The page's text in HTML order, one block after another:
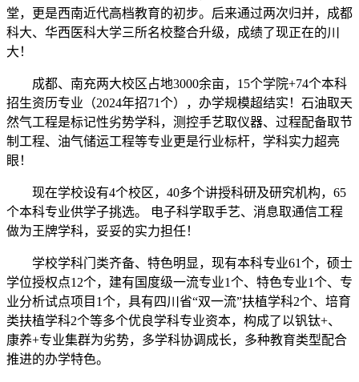
堂，更是西南近代高档教育的初步。后来通过两次归并，成都
科大、华西医科大学三所名校整合升级，成绩了现正在的川
大！
成都、南充两大校区占地3000余亩，15个学院+74个本科
招生资历专业（2024年招71个），办学规模超结实！石油取天
然气工程是标记性劣势学科，测控手艺取仪器、过程配备取节
制工程、油气储运工程等专业更是行业标杆，学科实力超亮
眼！
现在学校设有4个校区，40多个讲授科研及研究机构，65
个本科专业供学子挑选。 电子科学取手艺、消息取通信工程
做为王牌学科，妥妥的实力担任！
学校学科门类齐备、特色明显，现有本科专业61个，硕士
学位授权点12个，建有国度级一流专业1个、特色专业1个、专
业分析试点项目1个，具有四川省“双一流”扶植学科2个、培育
类扶植学科2个等多个优良学科专业资本，构成了以钒钛+、
康养+专业集群为劣势，多学科协调成长，多种教育类型配合
推进的办学特色。